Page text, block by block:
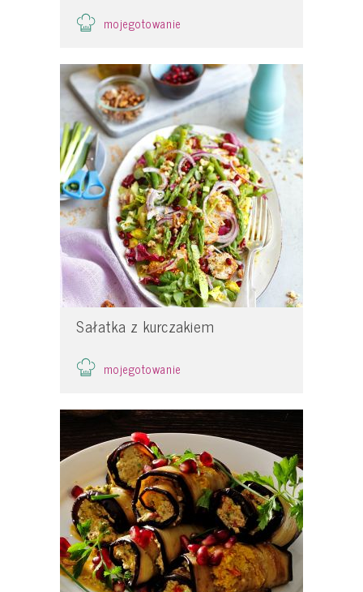
mojegotowanie
Sałatka z kurczakiem
mojegotowanie